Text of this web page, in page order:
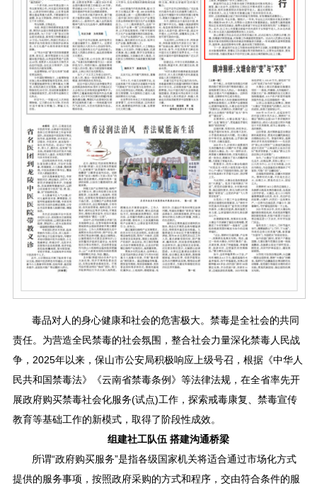
毒品对人的身心健康和社会的危害极大。禁毒是全社会的共同
责任。为营造全民禁毒的社会氛围，整合社会力量深化禁毒人民战
争，2025年以来，保山市公安局积极响应上级号召，根据《中华人
民共和国禁毒法》《云南省禁毒条例》等法律法规，在全省率先开
展政府购买禁毒社会化服务(试点)工作，探索戒毒康复、禁毒宣传
教育等基础工作的新模式，取得了阶段性成效。
组建社工队伍 搭建沟通桥梁
所谓“政府购买服务”是指各级国家机关将适合通过市场化方式
提供的服务事项，按照政府采购的方式和程序，交由符合条件的服